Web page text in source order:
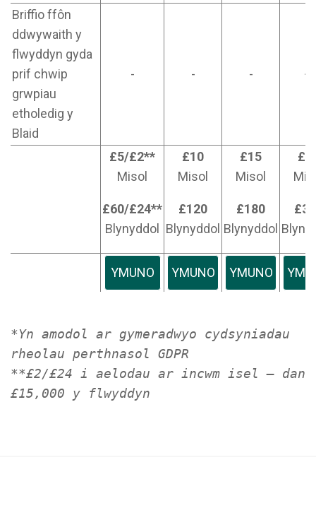
Briffio ffôn
ddwywaith y
flwyddyn gyda
prif chwip
grwpiau
etholedig y
Blaid
- - - ✓
£5/£2**
Misol
£60/£24**
Blynyddol
£10
Misol
£120
Blynyddol
£15
Misol
£180
Blynyddol
YMUNO YMUNO YMUNO
*Yn amodol ar gymeradwyo cydsyniadau
rheolau perthnasol GDPR
**£2/£24 i aelodau ar incwm isel – dan
£15,000 y flwyddyn